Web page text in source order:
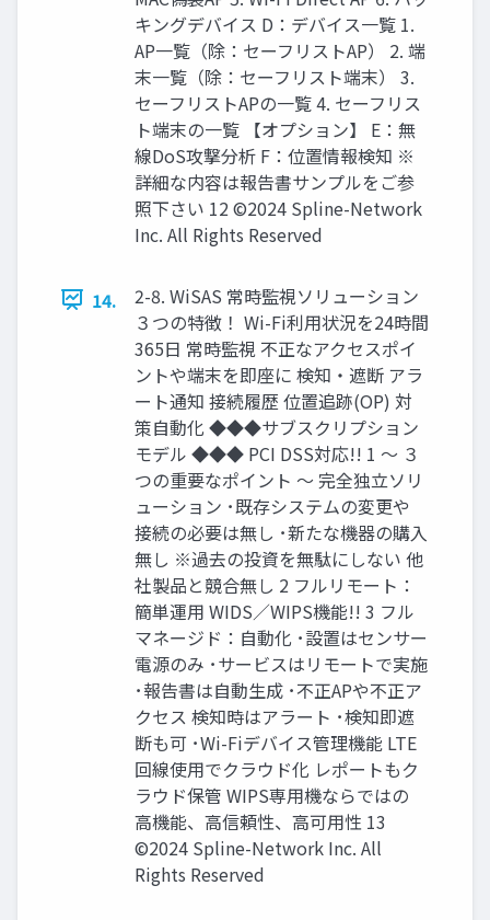
キングデバイス D：デバイス一覧 1.
AP一覧（除：セーフリストAP） 2. 端
末一覧（除：セーフリスト端末） 3.
セーフリストAPの一覧 4. セーフリス
ト端末の一覧 【オプション】 E：無
線DoS攻撃分析 F：位置情報検知 ※
詳細な内容は報告書サンプルをご参
照下さい 12 ©2024 Spline-Network
Inc. All Rights Reserved
14.
2-8. WiSAS 常時監視ソリューション
３つの特徴！ Wi-Fi利用状況を24時間
365日 常時監視 不正なアクセスポイ
ントや端末を即座に 検知・遮断 アラ
ート通知 接続履歴 位置追跡(OP) 対
策自動化 ◆◆◆サブスクリプション
モデル ◆◆◆ PCI DSS対応!! 1 ～ ３
つの重要なポイント ～ 完全独立ソリ
ューション ･既存システムの変更や
接続の必要は無し ･新たな機器の購入
無し ※過去の投資を無駄にしない 他
社製品と競合無し 2 フルリモート：
簡単運用 WIDS／WIPS機能!! 3 フル
マネージド：自動化 ･設置はセンサー
電源のみ ･サービスはリモートで実施
･報告書は自動生成 ･不正APや不正ア
クセス 検知時はアラート ･検知即遮
断も可 ･Wi-Fiデバイス管理機能 LTE
回線使用でクラウド化 レポートもク
ラウド保管 WIPS専用機ならではの
高機能、高信頼性、高可用性 13
©2024 Spline-Network Inc. All
Rights Reserved